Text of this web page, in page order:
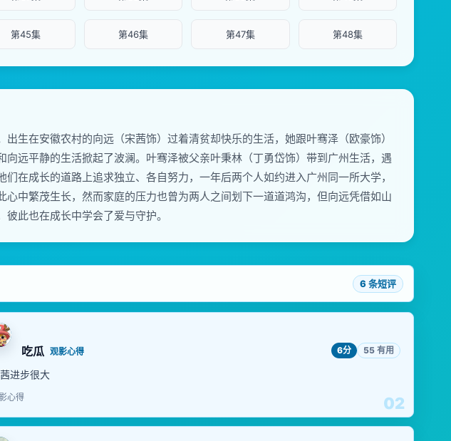
第45集 第46集 第47集 第48集
生在安徽农村的向远（宋茜饰）过着清贫却快乐的生活，她跟叶骞泽（欧豪饰）
远平静的生活掀起了波澜。叶骞泽被父亲叶秉林（丁勇岱饰）带到广州生活，遇
在成长的道路上追求独立、各自努力，一年后两个人如约进入广州同一所大学，
中繁茂生长，然而家庭的压力也曾为两人之间划下一道道鸿沟，但向远凭借如山
此也在成长中学会了爱与守护。
6 条短评
02
吃瓜 观影心得 6分 55 有用
进步很大
心得